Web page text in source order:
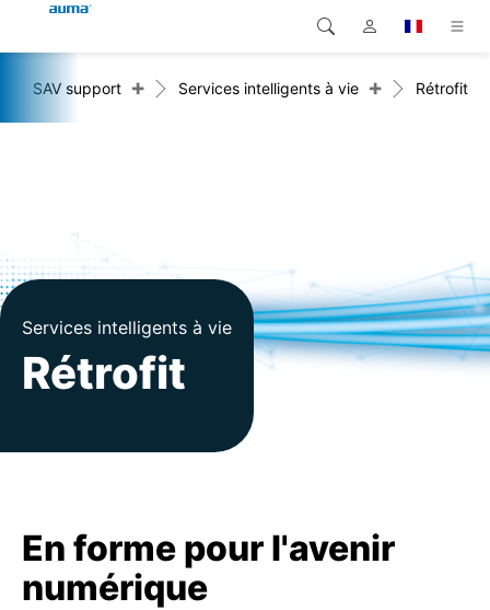
Produits
SAV support
Entreprise
Contact
Global
Amérique du Nord
Recherche
SAV support + Services intelligents à vie + Rétrofit
Services intelligents à vie
Rétrofit
En forme pour l'avenir
numérique